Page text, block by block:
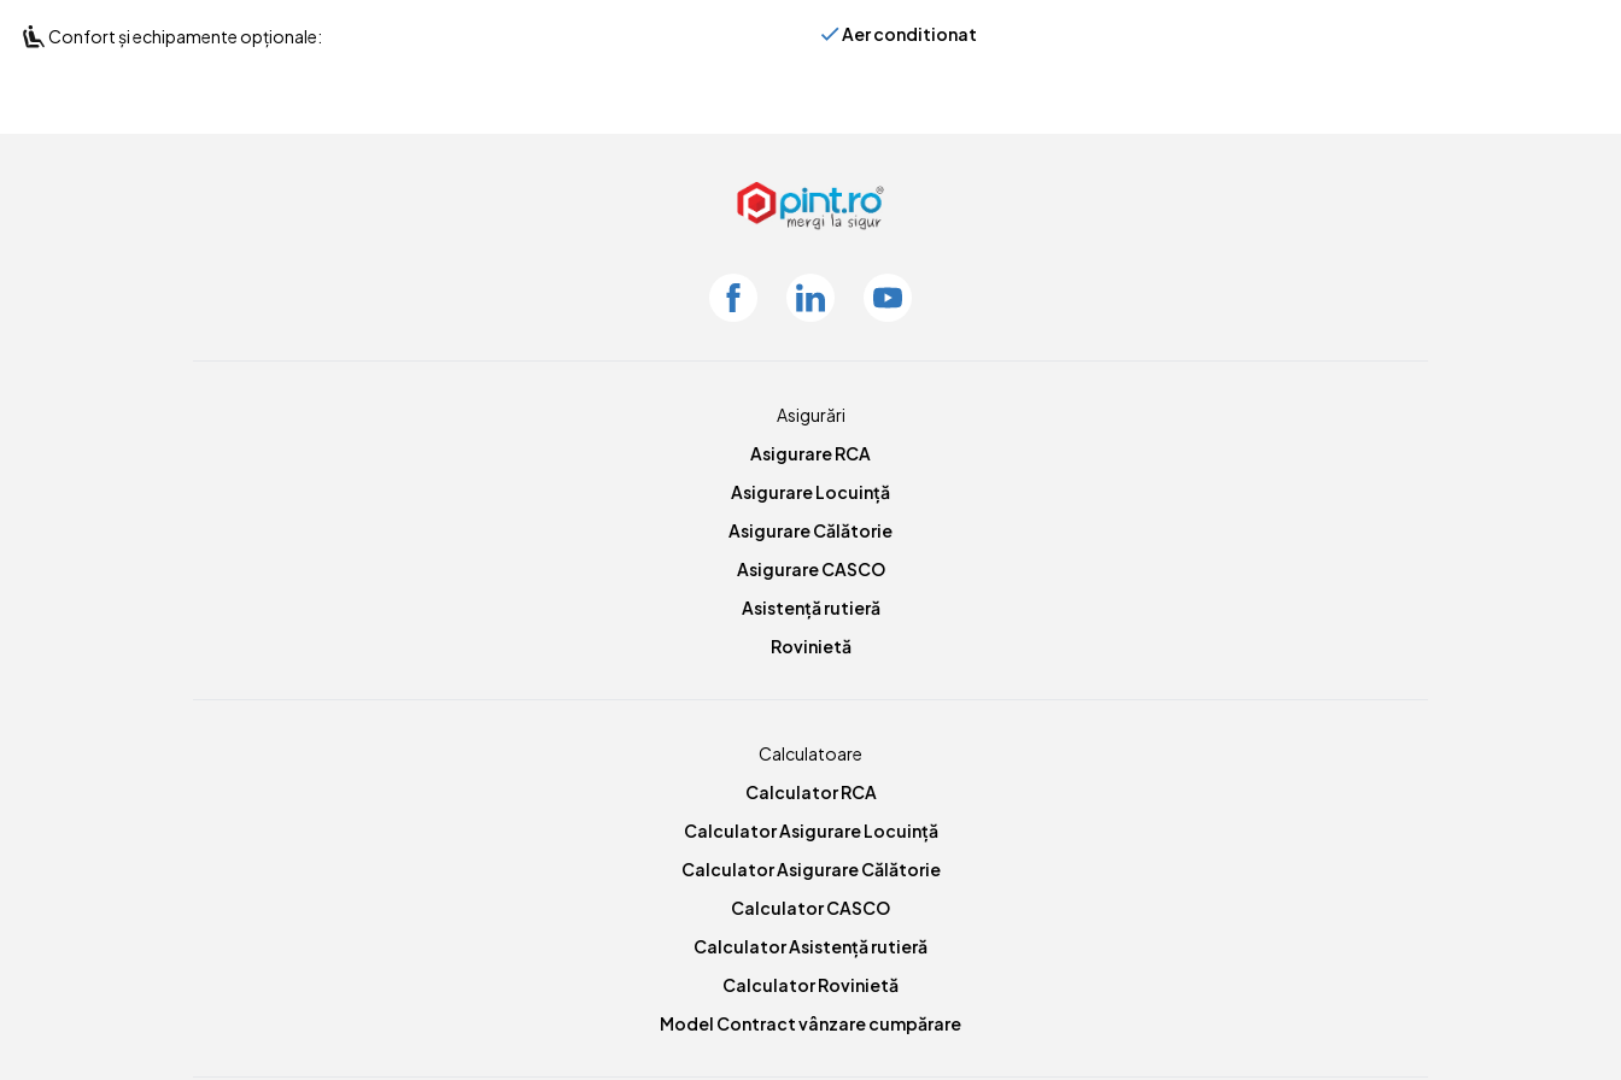
Confort și echipamente opționale: Aer conditionat
FacebookLinkedin Youtube
Asigurări
Asigurare RCA
Asigurare Locuință
Asigurare Călătorie
Asigurare CASCO
Asistență rutieră
Rovinietă
Calculatoare
Calculator RCA
Calculator Asigurare Locuință
Calculator Asigurare Călătorie
Calculator CASCO
Calculator Asistență rutieră
Calculator Rovinietă
Model Contract vânzare cumpărare